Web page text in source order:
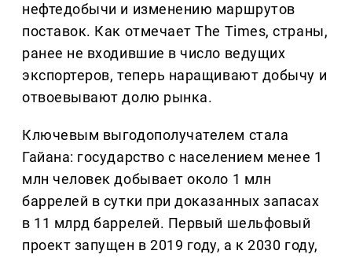
нефтедобычи и изменению маршрутов
поставок. Как отмечает The Times, страны,
ранее не входившие в число ведущих
экспортеров, теперь наращивают добычу и
отвоевывают долю рынка.
Ключевым выгодополучателем стала
Гайана: государство с населением менее 1
млн человек добывает около 1 млн
баррелей в сутки при доказанных запасах
в 11 млрд баррелей. Первый шельфовый
проект запущен в 2019 году, а к 2030 году,